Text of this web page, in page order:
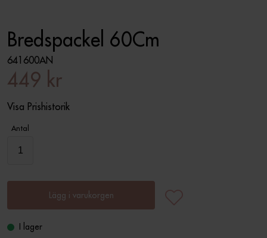
Bredspackel 60Cm
641600AN
449 kr
Visa Prishistorik
Antal
Lägg i varukorgen
I lager